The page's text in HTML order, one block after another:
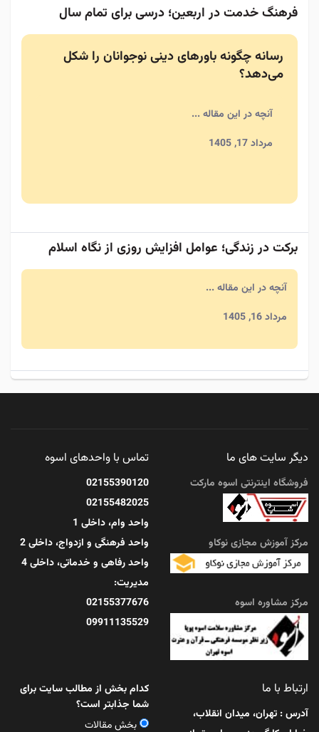
فرهنگ خدمت در اربعین؛ درسی برای تمام سال
رسانه چگونه باورهای دینی نوجوانان را شکل
می‌دهد؟
آنچه در این مقاله ...
مرداد 17, 1405
برکت در زندگی؛ عوامل افزایش روزی از نگاه اسلام
آنچه در این مقاله ...
مرداد 16, 1405
احکام خرید و فروش اینترنتی که هر مسلمانی باید
مرداد 16, 1405
دیگر سایت های ما
فروشگاه اینترنتی اسوه مارکت
مرکز آموزش مجازی نوکاو
مرکز مشاوره اسوه
تماس با واحدهای اسوه
02155390120
02155482025
واحد وام، داخلی 1
واحد فرهنگی و ازدواج، داخلی 2
واحد رفاهی و خدماتی، داخلی 4
مدیریت:
02155377676
09911135529
ارتباط با ما
آدرس : تهران، میدان انقلاب،
کدام بخش از مطالب سایت برای
شما جذابتر است؟
بخش مقالات